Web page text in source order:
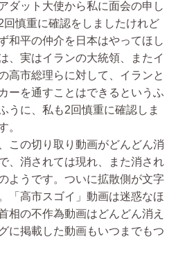
ダット大使から私に面会の申し
慎重に確認をしましたけれど
和平の仲介を日本はやってほし
、実はイランの大統領、またイ
高市総理らに対して、イランと
ーを通すことはできるというふ
うに、私も2回慎重に確認しま
。
この切り取り動画がどんどん消
、消されては現れ、また消され
ようです。ついに拡散側が文字
「高市スゴイ」動画は迷惑なほ
相の不作為動画はどんどん消え
に掲載した動画もいつまでもつ